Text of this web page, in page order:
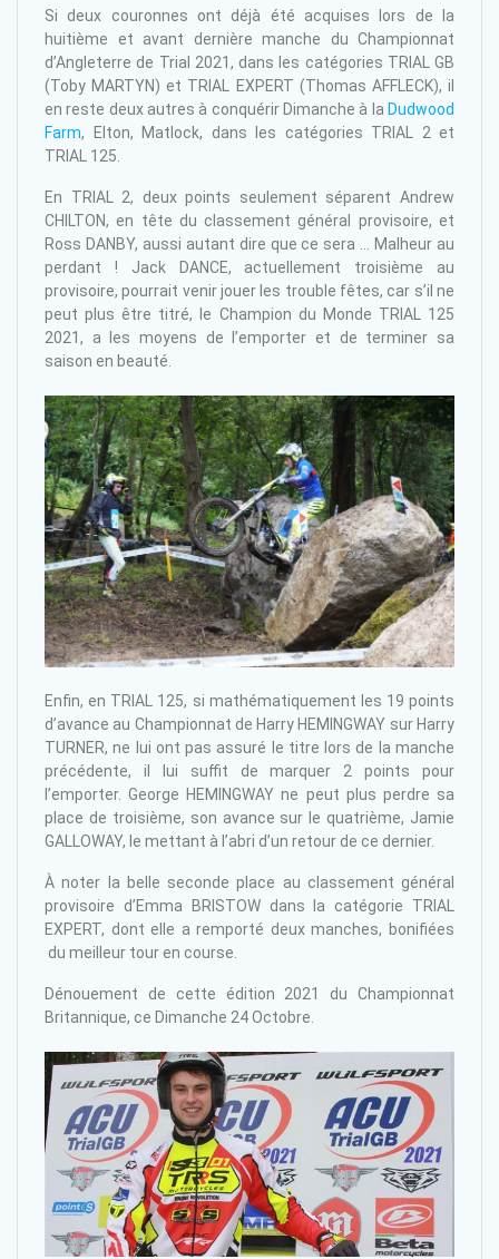
Si deux couronnes ont déjà été acquises lors de la
huitième et avant dernière manche du Championnat
d’Angleterre de Trial 2021, dans les catégories TRIAL GB
(Toby MARTYN) et TRIAL EXPERT (Thomas AFFLECK), il
en reste deux autres à conquérir Dimanche à la Dudwood
Farm, Elton, Matlock, dans les catégories TRIAL 2 et
TRIAL 125.
En TRIAL 2, deux points seulement séparent Andrew
CHILTON, en tête du classement général provisoire, et
Ross DANBY, aussi autant dire que ce sera … Malheur au
perdant ! Jack DANCE, actuellement troisième au
provisoire, pourrait venir jouer les trouble fêtes, car s’il ne
peut plus être titré, le Champion du Monde TRIAL 125
2021, a les moyens de l’emporter et de terminer sa
saison en beauté.
Enfin, en TRIAL 125, si mathématiquement les 19 points
d’avance au Championnat de Harry HEMINGWAY sur Harry
TURNER, ne lui ont pas assuré le titre lors de la manche
précédente, il lui suffit de marquer 2 points pour
l’emporter. George HEMINGWAY ne peut plus perdre sa
place de troisième, son avance sur le quatrième, Jamie
GALLOWAY, le mettant à l’abri d’un retour de ce dernier.
À noter la belle seconde place au classement général
provisoire d’Emma BRISTOW dans la catégorie TRIAL
EXPERT, dont elle a remporté deux manches, bonifiées
du meilleur tour en course.
Dénouement de cette édition 2021 du Championnat
Britannique, ce Dimanche 24 Octobre.